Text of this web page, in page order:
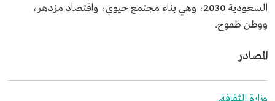
السعودية 2030، وهي بناء مجتمع حيوي، واقتصاد مزدهر،
ووطن طموح.
المصادر